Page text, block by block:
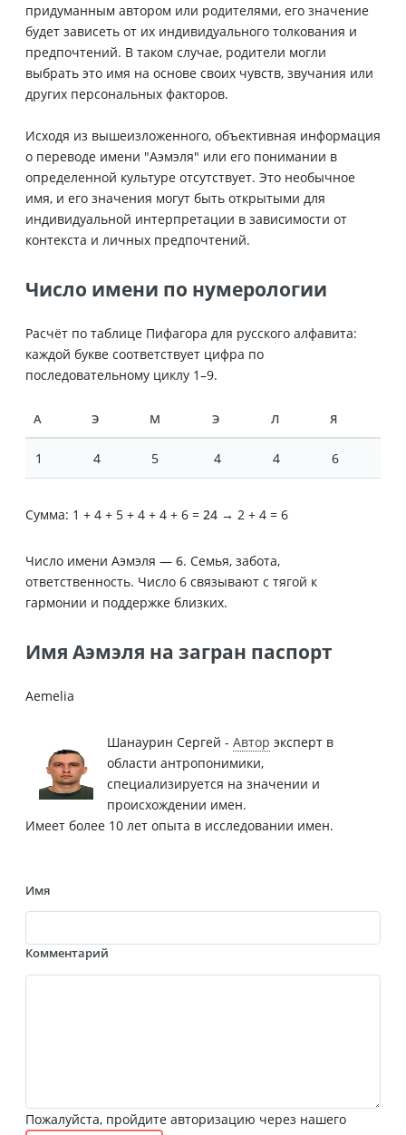
придуманным автором или родителями, его значение
будет зависеть от их индивидуального толкования и
предпочтений. В таком случае, родители могли
выбрать это имя на основе своих чувств, звучания или
других персональных факторов.
Исходя из вышеизложенного, объективная информация
о переводе имени "Аэмэля" или его понимании в
определенной культуре отсутствует. Это необычное
имя, и его значения могут быть открытыми для
индивидуальной интерпретации в зависимости от
контекста и личных предпочтений.
Число имени по нумерологии
Расчёт по таблице Пифагора для русского алфавита:
каждой букве соответствует цифра по
последовательному циклу 1–9.
А Э М Э Л Я
1 4 5 4 4 6
Сумма: 1 + 4 + 5 + 4 + 4 + 6 = 24 → 2 + 4 = 6
Число имени Аэмэля — 6. Семья, забота,
ответственность. Число 6 связывают с тягой к
гармонии и поддержке близких.
Имя Аэмэля на загран паспорт
Aemelia
Шанаурин Сергей - Автор эксперт в
области антропонимики,
специализируется на значении и
происхождении имен.
Имеет более 10 лет опыта в исследовании имен.
Имя
Комментарий
Пожалуйста, пройдите авторизацию через нашего